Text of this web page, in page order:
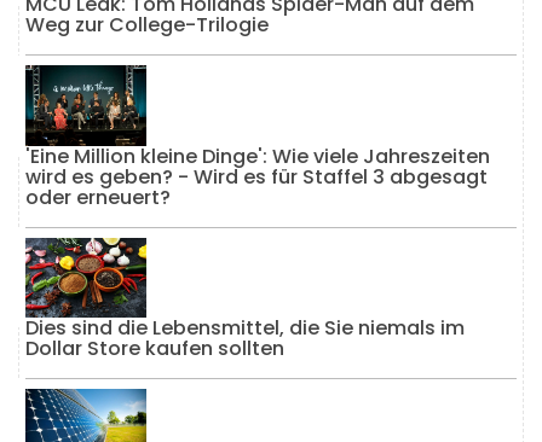
Weg zur College-Trilogie
'Eine Million kleine Dinge': Wie viele Jahreszeiten
wird es geben? - Wird es für Staffel 3 abgesagt
oder erneuert?
Dies sind die Lebensmittel, die Sie niemals im
Dollar Store kaufen sollten